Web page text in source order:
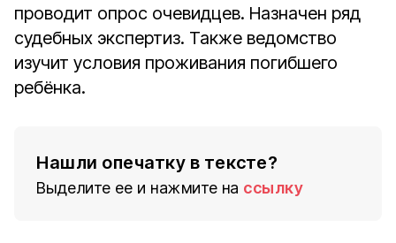
проводит опрос очевидцев. Назначен ряд
судебных экспертиз. Также ведомство
изучит условия проживания погибшего
ребёнка.
Нашли опечатку в тексте?
Выделите ее и нажмите на ссылку